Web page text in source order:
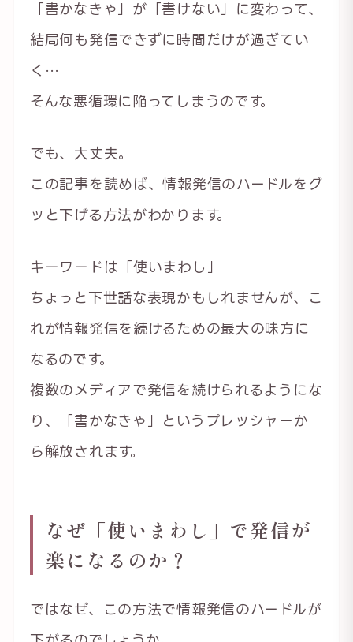
「書かなきゃ」が「書けない」に変わって、
結局何も発信できずに時間だけが過ぎてい
く…
そんな悪循環に陥ってしまうのです。
でも、大丈夫。
この記事を読めば、情報発信のハードルをグ
ッと下げる方法がわかります。
キーワードは「使いまわし」
ちょっと下世話な表現かもしれませんが、こ
れが情報発信を続けるための最大の味方に
なるのです。
複数のメディアで発信を続けられるようにな
り、「書かなきゃ」というプレッシャーか
ら解放されます。
なぜ「使いまわし」で発信が
楽になるのか？
ではなぜ、この方法で情報発信のハードルが